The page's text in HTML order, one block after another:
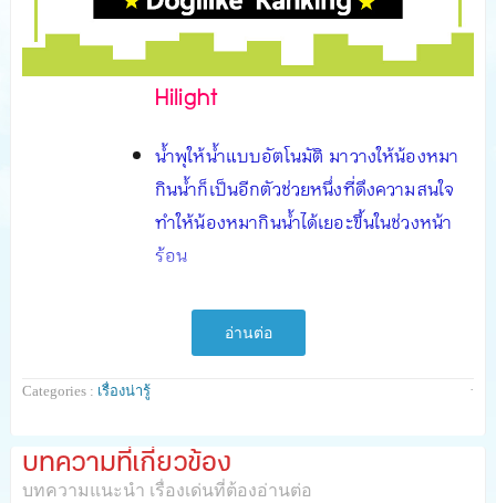
Hilight
น้ำพุให้น้ำแบบอัตโนมัติ มาวางให้น้องหมา
กินน้ำก็เป็นอีกตัวช่วยหนึ่งที่ดึงความสนใจ
ทำให้น้องหมากินน้ำได้เยอะขึ้นในช่วงหน้า
ร้อน
ไอเทมปกป้องน้องหมาจากแสงแดด มีค่า
SPF 15 เป็นที่นิยมในต่างประเทศ ซึ่ง
ที่มีสีชมพูอ่อนไวต่อแสงแดดได้
อ่านต่อ
Categories : เรื่องน่ารู้ ·
บทความที่เกี่ยวข้อง
บทความแนะนำ เรื่องเด่นที่ต้องอ่านต่อ